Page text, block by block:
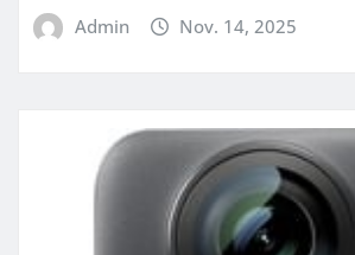
Admin Nov. 14, 2025